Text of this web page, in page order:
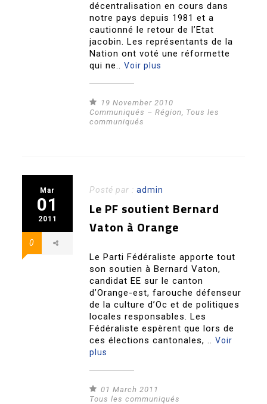
décentralisation en cours dans
notre pays depuis 1981 et a
cautionné le retour de l’Etat
jacobin. Les représentants de la
Nation ont voté une réformette
qui ne..Voir plus
19 November 2010
Communiqués – Région, Tous les
communiqués
Mar
01
2011
0
Posté par :admin
Le PF soutient Bernard
Vaton à Orange
Le Parti Fédéraliste apporte tout
son soutien à Bernard Vaton,
candidat EE sur le canton
d’Orange-est, farouche défenseur
de la culture d’Oc et de politiques
locales responsables. Les
Fédéraliste espèrent que lors de
ces élections cantonales, ..Voir
plus
01 March 2011
Tous les communiqués